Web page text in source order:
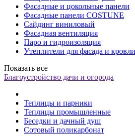
Фасадные и цокольные панели
Фасадные панели COSTUNE
Сайдинг виниловый
Фасадная вентиляция
Паро и гидроизоляция
Утеплители для фасада и кровли
Показать все
Благоустройство дачи и огорода
Теплицы и парники
Теплицы промышленные
Беседки и дачный душ
Сотовый поликарбонат